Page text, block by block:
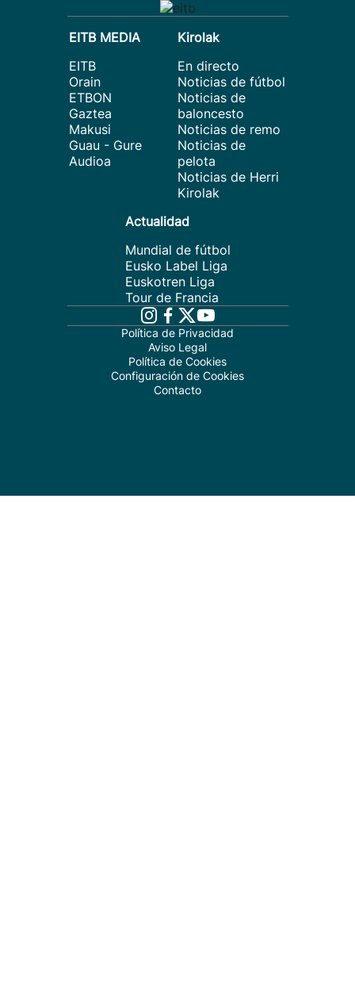
EITB MEDIA
EITB
Orain
ETBON
Gaztea
Makusi
Guau - Gure
Audioa
Kirolak
En directo
Noticias de fútbol
Noticias de
baloncesto
Noticias de remo
Noticias de
pelota
Noticias de Herri
Kirolak
Actualidad
Mundial de fútbol
Eusko Label Liga
Euskotren Liga
Tour de Francia
Política de Privacidad
Aviso Legal
Política de Cookies
Configuración de Cookies
Contacto